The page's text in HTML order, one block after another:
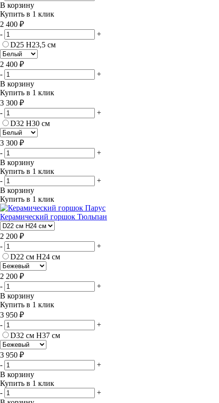
В корзину
Купить в 1 клик
2 400 ₽
-
+
D25 H23,5 см
2 400 ₽
-
+
В корзину
Купить в 1 клик
3 300 ₽
-
+
D32 H30 см
3 300 ₽
-
+
В корзину
Купить в 1 клик
-
+
В корзину
Купить в 1 клик
Керамический горшок Тюльпан
2 200 ₽
-
+
D22 см H24 см
2 200 ₽
-
+
В корзину
Купить в 1 клик
3 950 ₽
-
+
D32 см H37 см
3 950 ₽
-
+
В корзину
Купить в 1 клик
-
+